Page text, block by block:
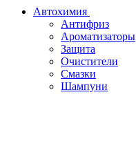
Автохимия
Антифриз
Ароматизаторы
Защита
Очистители
Смазки
Шампуни